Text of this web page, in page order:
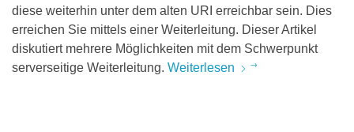
diese weiterhin unter dem alten URI erreichbar sein. Dies
erreichen Sie mittels einer Weiterleitung. Dieser Artikel
diskutiert mehrere Möglichkeiten mit dem Schwerpunkt
serverseitige Weiterleitung. Weiterlesen